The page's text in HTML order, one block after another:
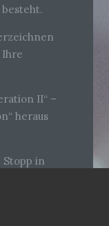
Ihre
II“ –
heraus
Stopp in